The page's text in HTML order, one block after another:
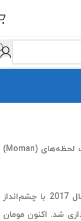
“همه می‌توانند عکاس و فیلمساز باشند- هدف ثبت لحظه‌های (Moman)
در سال 2017 با چشم‌انداز
شد. اکنون مومان